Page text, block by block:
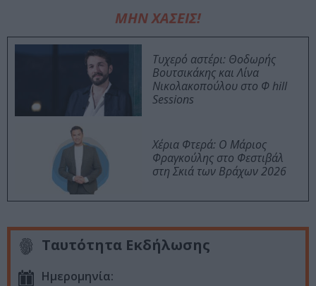
ΜΗΝ ΧΑΣΕΙΣ!
Τυχερό αστέρι: Θοδωρής
Βουτσικάκης και Λίνα
Νικολακοπούλου στο Φ hill
Sessions
Χέρια Φτερά: Ο Μάριος
Φραγκούλης στο Φεστιβάλ
στη Σκιά των Βράχων 2026
Ταυτότητα Εκδήλωσης
Ημερομηνία: